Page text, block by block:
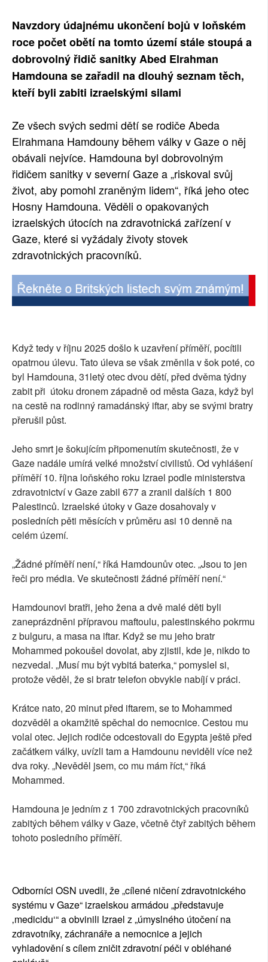
Navzdory údajnému ukončení bojů v loňském
roce počet obětí na tomto území stále stoupá a
dobrovolný řidič sanitky Abed Elrahman
Hamdouna se zařadil na dlouhý seznam těch,
kteří byli zabiti izraelskými silami
Ze všech svých sedmi dětí se rodiče Abeda
Elrahmana Hamdouny během války v Gaze o něj
obávali nejvíce. Hamdouna byl dobrovolným
řidičem sanitky v severní Gaze a „riskoval svůj
život, aby pomohl zraněným lidem“, říká jeho otec
Hosny Hamdouna. Věděli o opakovaných
izraelských útocích na zdravotnická zařízení v
Gaze, které si vyžádaly životy stovek
zdravotnických pracovníků.
Když tedy v říjnu 2025 došlo k uzavření příměří, pocítili
opatrnou úlevu. Tato úleva se však změnila v šok poté, co
byl Hamdouna, 31letý otec dvou dětí, před dvěma týdny
zabit při útoku dronem západně od města Gaza, když byl
na cestě na rodinný ramadánský iftar, aby se svými bratry
přerušil půst.
Jeho smrt je šokujícím připomenutím skutečnosti, že v
Gaze nadále umírá velké množství civilistů. Od vyhlášení
příměří 10. října loňského roku Izrael podle ministerstva
zdravotnictví v Gaze zabil 677 a zranil dalších 1 800
Palestinců. Izraelské útoky v Gaze dosahovaly v
posledních pěti měsících v průměru asi 10 denně na
celém území.
„Žádné příměří není,“ říká Hamdounův otec. „Jsou to jen
řeči pro média. Ve skutečnosti žádné příměří není.“
Hamdounovi bratři, jeho žena a dvě malé děti byli
zaneprázdněni přípravou maftoulu, palestinského pokrmu
z bulguru, a masa na iftar. Když se mu jeho bratr
Mohammed pokoušel dovolat, aby zjistil, kde je, nikdo to
nezvedal. „Musí mu být vybitá baterka,“ pomyslel si,
protože věděl, že si bratr telefon obvykle nabíjí v práci.
Krátce nato, 20 minut před iftarem, se to Mohammed
dozvěděl a okamžitě spěchal do nemocnice. Cestou mu
volal otec. Jejich rodiče odcestovali do Egypta ještě před
začátkem války, uvízli tam a Hamdounu neviděli více než
dva roky. „Nevěděl jsem, co mu mám říct,“ říká
Mohammed.
Hamdouna je jedním z 1 700 zdravotnických pracovníků
zabitých během války v Gaze, včetně čtyř zabitých během
tohoto posledního příměří.
Odborníci OSN uvedli, že „cílené ničení zdravotnického
systému v Gaze“ izraelskou armádou „představuje
‚medicidu‘“ a obvinili Izrael z „úmyslného útočení na
zdravotníky, záchranáře a nemocnice a jejich
vyhladovění s cílem zničit zdravotní péči v obléhané